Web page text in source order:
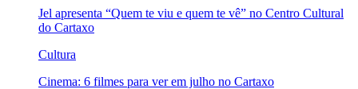
Jel apresenta “Quem te viu e quem te vê” no Centro Cultural
do Cartaxo
Cultura
Cinema: 6 filmes para ver em julho no Cartaxo